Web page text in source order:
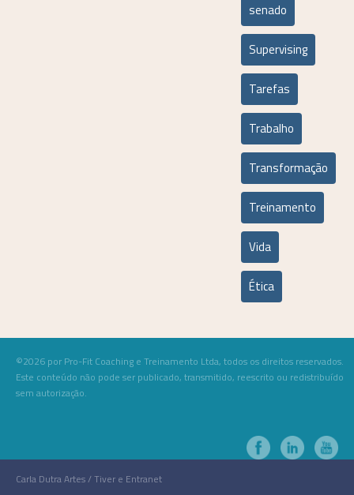
senado
Supervising
Tarefas
Trabalho
Transformação
Treinamento
Vida
Ética
©2026 por Pro-Fit Coaching e Treinamento Ltda, todos os direitos reservados.
Este conteúdo não pode ser publicado, transmitido, reescrito ou redistribuído
sem autorização.
Carla Dutra Artes / Tiver e Entranet